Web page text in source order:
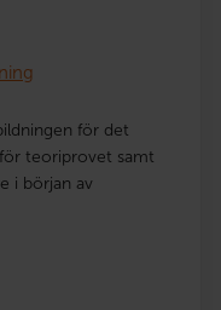
för det
teoriprovet samt
i början av